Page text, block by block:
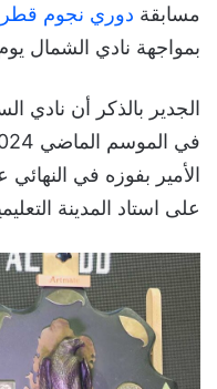
مسابقة دوري نجوم قطر
بمواجهة نادي الشمال يوم 10 أغسطس
الجدير بالذكر أن نادي
الأمير بفوزه في
على استاد المدينة